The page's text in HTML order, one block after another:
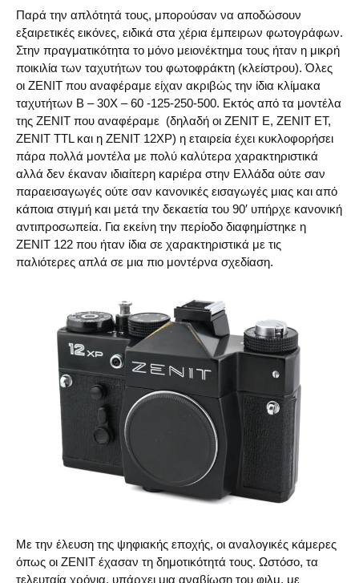
Παρά την απλότητά τους, μπορούσαν να αποδώσουν
εξαιρετικές εικόνες, ειδικά στα χέρια έμπειρων φωτογράφων.
Στην πραγματικότητα το μόνο μειονέκτημα τους ήταν η μικρή
ποικιλία των ταχυτήτων του φωτοφράκτη (κλείστρου). Όλες
οι ZENIT που αναφέραμε είχαν ακριβώς την ίδια κλίμακα
ταχυτήτων B – 30X – 60 -125-250-500. Εκτός από τα μοντέλα
της ΖΕΝΙΤ που αναφέραμε (δηλαδή οι ZENIT E, ZENIT EΤ,
ZENIT TTL και η ZENIT 12XP) η εταιρεία έχει κυκλοφορήσει
πάρα πολλά μοντέλα με πολύ καλύτερα χαρακτηριστικά
αλλά δεν έκαναν ιδιαίτερη καριέρα στην Ελλάδα ούτε σαν
παραεισαγωγές ούτε σαν κανονικές εισαγωγές μιας και από
κάποια στιγμή και μετά την δεκαετία του 90′ υπήρχε κανονική
αντιπροσωπεία. Για εκείνη την περίοδο διαφημίστηκε η
ΖΕΝΙΤ 122 που ήταν ίδια σε χαρακτηριστικά με τις
παλιότερες απλά σε μια πιο μοντέρνα σχεδίαση.
Με την έλευση της ψηφιακής εποχής, οι αναλογικές κάμερες
όπως οι ZENIT έχασαν τη δημοτικότητά τους. Ωστόσο, τα
τελευταία χρόνια, υπάρχει μια αναβίωση του φιλμ, με